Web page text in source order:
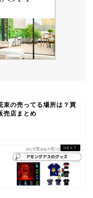
束の売ってる場所は？買
売店まとめ